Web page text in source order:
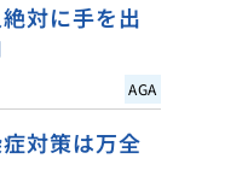
対に手を出
AGA
対策は万全